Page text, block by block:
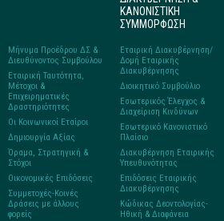
Μήνυμα Προέδρου ΔΣ &
Διευθύνοντος Συμβούλου
Εταιρική Ταυτότητα,
Μέτοχοι &
Επιχειρηματικές
Δραστηριότητες
Οι Κοινωνικοί Εταίροι
Δημιουργία Αξίας
Όραμα, Στρατηγική &
Στόχοι
Οικονομικές Επιδόσεις
Συμμετοχές-Κοινές
Δράσεις με άλλους
φορείς
ΚΑΝΟΝΙΣΤΙΚΗ
ΣΥΜΜΟΡΦΩΣΗ
Εταιρική Διακυβέρνηση/
Δομή Εταιρικής
Διακυβέρνησης
Διοικητικό Συμβούλιο
Εσωτερικός Έλεγχος &
Διαχείριση Κινδύνων
Εσωτερικό Κανονιστικό
Πλαίσιο
Διακυβέρνηση Εταιρικής
Υπευθυνότητας
Επιδόσεις Εταιρικής
Διακυβέρνησης
Κώδικας Δεοντολογίας-
Ηθική & Διαφάνεια